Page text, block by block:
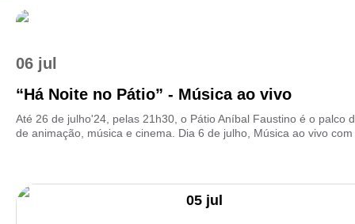
06 jul
“Há Noite no Pátio” - Música ao vivo
Até 26 de julho'24, pelas 21h30, o Pátio Aníbal Faustino é o palco
de animação, música e cinema. Dia 6 de julho, Música ao vivo com
05 jul